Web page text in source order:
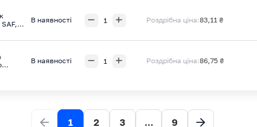
В наявності Роздрібна ціна:83,11 ₴
В наявності Роздрібна ціна:86,75 ₴
1 2 3 ... 9